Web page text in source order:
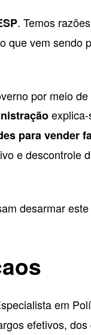
. Temos
que vem sendo
por meio
explica-
para vender
e descontrole
desarmar
em
efetivos,